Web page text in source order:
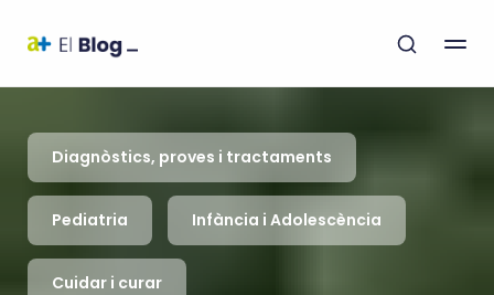
Diagnòstics, proves i tractaments
Pediatria Infància i Adolescència
Cuidar i curar